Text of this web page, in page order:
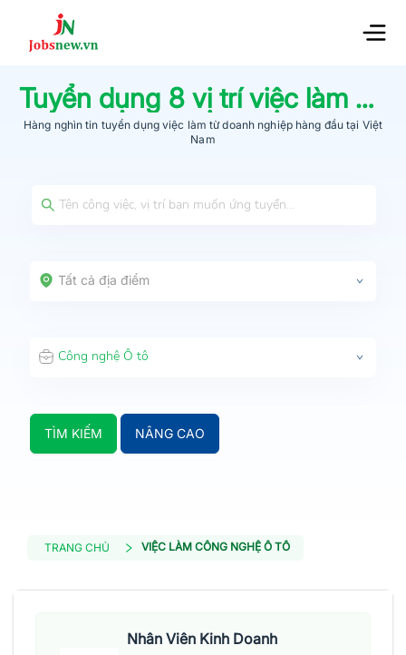
Tuyển dụng 8 vị trí việc làm
Hàng nghìn tin tuyển dụng việc làm từdoanh nghiệp hàng đầu tại Việt
Nam
Tất cả địa điểm
Công nghệ Ô tô
TÌM KIẾM NÂNG CAO
TRANG CHỦ VIỆC LÀM CÔNG NGHỆ Ô TÔ
Nhân Viên Kinh Doanh